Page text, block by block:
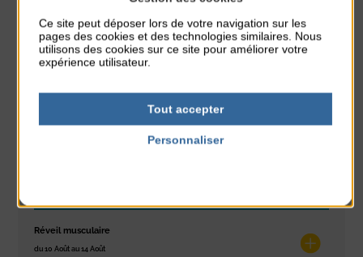
Glisse & Environnement
du 9 Août au 9 Août
Place du Général de Gaulle
Concert
Place du Général de Gaulle
Réveil musculaire
du 10 Août au 14 Août
Ce site peut déposer lors de votre navigation sur les
pages des cookies et des technologies similaires. Nous
utilisons des cookies sur ce site pour améliorer votre
expérience utilisateur.
Tout accepter
Personnaliser